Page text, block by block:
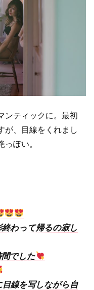
ンティックに。最初
が、目線をくれまし
ぽい。
わって帰るの寂し
でした
線を写しながら自